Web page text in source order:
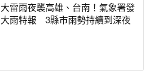
大雷雨夜襲高雄、台南！氣象署發
大雨特報 3縣市雨勢持續到深夜